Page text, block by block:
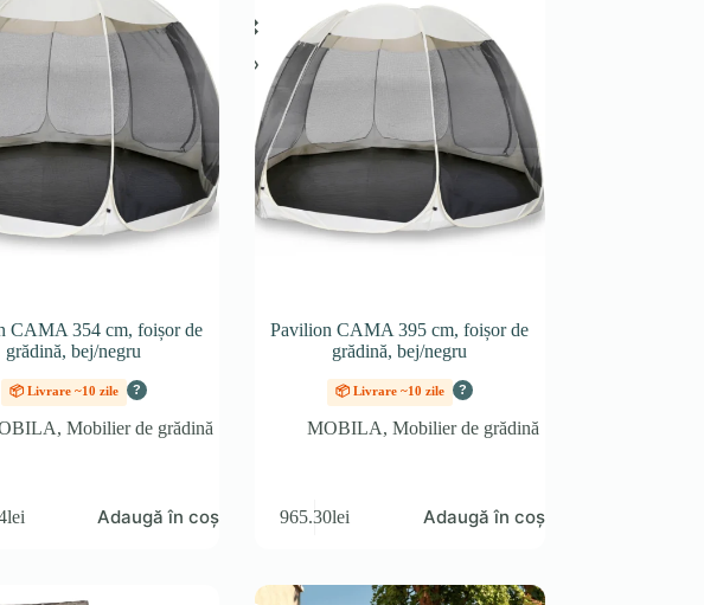
CAMA 354 cm, foișor de
grădină, bej/negru
📦 Livrare ~10 zile ?
,Mobilier de grădină
lei Adaugă în coș
Pavilion CAMA 395 cm, foișor de
grădină, bej/negru
📦 Livrare ~10 zile ?
MOBILA,Mobilier de grădină
965.30lei Adaugă în coș